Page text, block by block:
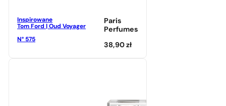
Inspirowane
Tom Ford | Oud Voyager
N° 575
Paris
Perfumes
38,90zł